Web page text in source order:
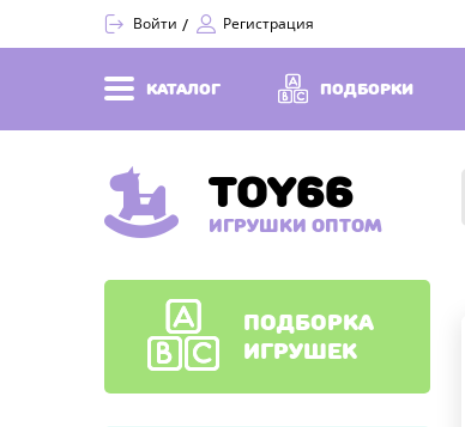
Войти Регистрация
КАТАЛОГ ПОДБОРКИ
TOY66
ИГРУШКИ ОПТОМ
ПОДБОРКА
ИГРУШЕК